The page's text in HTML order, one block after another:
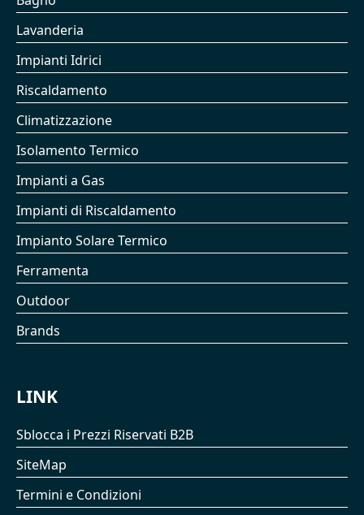
Lavanderia
Impianti Idrici
Riscaldamento
Climatizzazione
Isolamento Termico
Impianti a Gas
Impianti di Riscaldamento
Impianto Solare Termico
Ferramenta
Outdoor
Brands
LINK
Sblocca i Prezzi Riservati B2B
SiteMap
Termini e Condizioni